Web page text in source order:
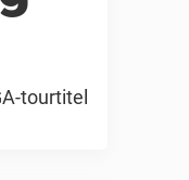
tourtitel